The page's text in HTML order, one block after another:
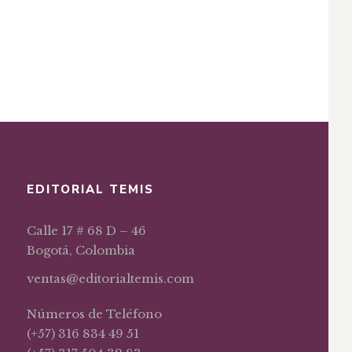
EDITORIAL TEMIS
Calle 17 # 68 D – 46
Bogotá, Colombia
ventas@editorialtemis.com
Números de Teléfono
(+57) 316 834 49 51